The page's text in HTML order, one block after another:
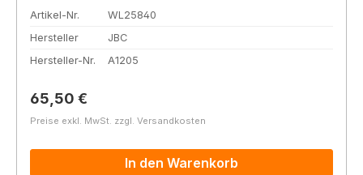
Artikel-Nr.
WL25840
Hersteller
JBC
Hersteller-Nr.
A1205
Regulärer Preis:
65,50 €
Preise exkl. MwSt. zzgl. Versandkosten
In den Warenkorb